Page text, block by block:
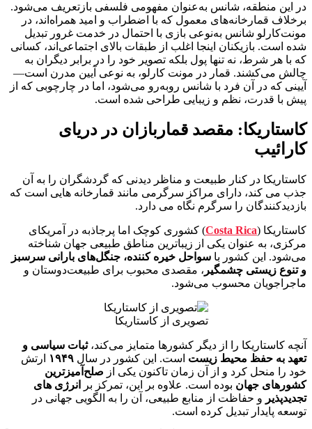
در این منطقه، شانس به‌عنوان مفهومی فلسفی بازتعریف می‌شود.
برخلاف قمارخانه‌های معمول که با اضطراب و امید همراه‌اند، در
مونت‌کارلو شانس به‌نوعی بازی با احتمال در خدمت غرور تبدیل
شده است. بازیکنان اینجا اغلب از طبقات بالای اجتماعی‌اند، کسانی
که با هر شرط، نه‌ تنها پول بلکه تصویر خود را در برابر دیگران به
چالش می‌کشند. قمار در مونت‌ کارلو، به‌ نوعی آیین مدرن است—
آیینی که در آن فرد با شانس روبه‌رو می‌شود، اما در چارچوبی که از
پیش با قدرت، نظم و زیبایی طراحی شده است.
کاستاریکا: مقصد قماربازان در دریای
کارائیب
کاستاریکا در کنار طبیعت و مناظر دیدنی که گردشگران را به آن
جذب می کند، دارای مراکز سرگرمی مانند قمارخانه هایی است که
بازدیدکنندگان را سرگرم نگاه می دارد.
کاستاریکا (Costa Rica) کشوری کوچک اما پرجاذبه در آمریکای
مرکزی، به عنوان یکی از زیباترین مناطق طبیعی جهان شناخته
می‌شود. این کشور با سواحل خیره‌ کننده، جنگل‌های بارانی سرسبز
و تنوع زیستی چشمگیر ، مقصدی محبوب برای طبیعت‌دوستان و
ماجراجویان محسوب می‌شود.
تصویری از کاستاریکا
آنچه کاستاریکا را از دیگر کشورها متمایز می‌کند،ثبات سیاسی و
تعهد به حفظ محیط‌ زیست است. این کشور در سال ۱۹۴۹
ارتش
خود را منحل کرد و از آن زمان تاکنون یکی از صلح‌آمیزترین
کشورهای جهان بوده است. علاوه بر این، تمرکز بر
انرژی‌ های
تجدیدپذیر و حفاظت از منابع طبیعی، آن را به الگویی جهانی در
توسعه پایدار تبدیل کرده است.